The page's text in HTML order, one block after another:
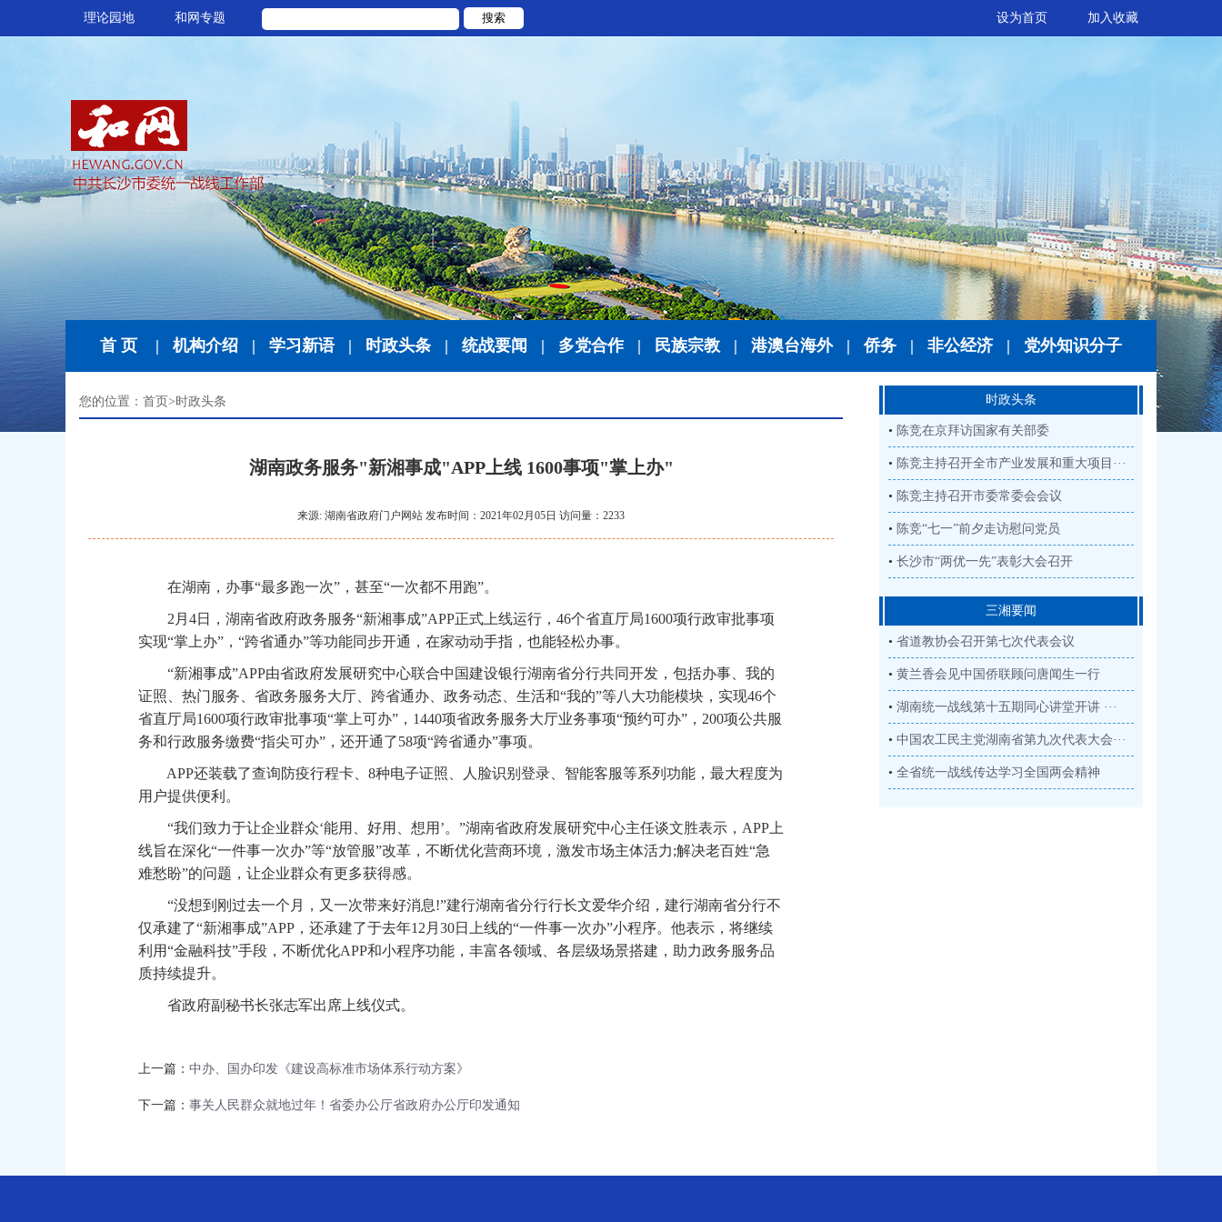
设为首页 加入收藏
理论园地 和网专题 搜索
首 页 | 机构介绍 | 学习新语 | 时政头条 | 统战要闻 | 多党合作 | 民族宗教 | 港澳台海外 | 侨务 | 非公经济 | 党外知识分子
您的位置： 首页 >时政头条
湖南政务服务"新湘事成"APP上线 1600事项"掌上办"
来源: 湖南省政府门户网站 发布时间：2021年02月05日 访问量：2233
在湖南，办事“最多跑一次”，甚至“一次都不用跑”。
2月4日，湖南省政府政务服务“新湘事成”APP正式上线运行，46个省直厅局1600项行政审批事项
实现“掌上办”，“跨省通办”等功能同步开通，在家动动手指，也能轻松办事。
“新湘事成”APP由省政府发展研究中心联合中国建设银行湖南省分行共同开发，包括办事、我的
证照、热门服务、省政务服务大厅、跨省通办、政务动态、生活和“我的”等八大功能模块，实现46个
省直厅局1600项行政审批事项“掌上可办”，1440项省政务服务大厅业务事项“预约可办”，200项公共服
务和行政服务缴费“指尖可办”，还开通了58项“跨省通办”事项。
APP还装载了查询防疫行程卡、8种电子证照、人脸识别登录、智能客服等系列功能，最大程度为
用户提供便利。
“我们致力于让企业群众‘能用、好用、想用’。”湖南省政府发展研究中心主任谈文胜表示，APP上
线旨在深化“一件事一次办”等“放管服”改革，不断优化营商环境，激发市场主体活力;解决老百姓“急
难愁盼”的问题，让企业群众有更多获得感。
“没想到刚过去一个月，又一次带来好消息!”建行湖南省分行行长文爱华介绍，建行湖南省分行不
仅承建了“新湘事成”APP，还承建了于去年12月30日上线的“一件事一次办”小程序。他表示，将继续
利用“金融科技”手段，不断优化APP和小程序功能，丰富各领域、各层级场景搭建，助力政务服务品
质持续提升。
省政府副秘书长张志军出席上线仪式。
上一篇： 中办、国办印发《建设高标准市场体系行动方案》
下一篇： 事关人民群众就地过年！省委办公厅省政府办公厅印发通知
时政头条
• 陈竞在京拜访国家有关部委
• 陈竞主持召开全市产业发展和重大项目···
• 陈竞主持召开市委常委会会议
• 陈竞“七一”前夕走访慰问党员
• 长沙市“两优一先”表彰大会召开
三湘要闻
• 省道教协会召开第七次代表会议
• 黄兰香会见中国侨联顾问唐闻生一行
• 湖南统一战线第十五期同心讲堂开讲 ···
• 中国农工民主党湖南省第九次代表大会···
• 全省统一战线传达学习全国两会精神